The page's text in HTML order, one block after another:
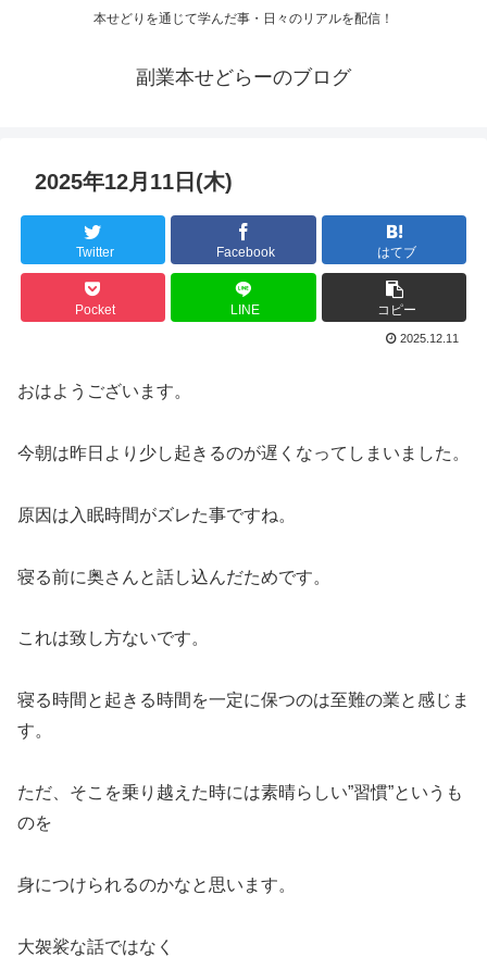
本せどりを通じて学んだ事・日々のリアルを配信！
副業本せどらーのブログ
2025年12月11日(木)
Twitter Facebook はてブ
Pocket LINE コピー
2025.12.11
おはようございます。
今朝は昨日より少し起きるのが遅くなってしまいました。
原因は入眠時間がズレた事ですね。
寝る前に奥さんと話し込んだためです。
これは致し方ないです。
寝る時間と起きる時間を一定に保つのは至難の業と感じま
す。
ただ、そこを乗り越えた時には素晴らしい”習慣”というも
のを
身につけられるのかなと思います。
大袈裟な話ではなく